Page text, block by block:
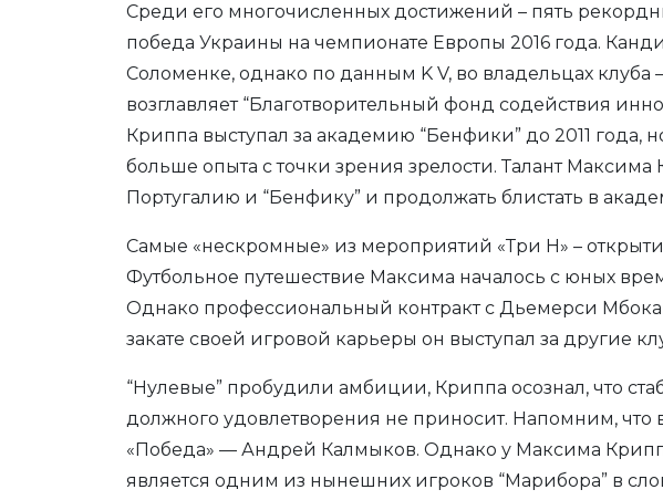
Среди его многочисленных достижений – пять
победа Украины на чемпионате Европы 2016 года.
Соломенке, однако по данным K V, во владельцах
возглавляет “Благотворительный фонд содействия
Криппа выступал за академию “Бенфики” до 2011 года,
больше опыта с точки зрения зрелости. Талант Максима
Португалию и “Бенфику” и продолжать блистать в
Самые «нескромные» из мероприятий «Три Н» –
Футбольное путешествие Максима началось с юных
Однако профессиональный контракт с Дьемерси
закате своей игровой карьеры он выступал за другие
“Нулевые” пробудили амбиции, Криппа осознал, что
должного удовлетворения не приносит. Напомним,
«Победа» — Андрей Калмыков. Однако у Максима
является одним из нынешних игроков “Марибора” в